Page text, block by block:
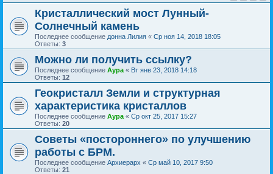
Кристаллический мост Лунный-
Солнечный камень
Последнее сообщение донна Лилия « Ср ноя 14, 2018 18:05
Ответы: 3
Можно ли получить ссылку?
Последнее сообщение Аура « Вт янв 23, 2018 14:18
Ответы: 12
Геокристалл Земли и структурная
характеристика кристаллов
Последнее сообщение Аура « Ср окт 25, 2017 15:27
Ответы: 20
Советы «постороннего» по улучшению
работы с БРМ.
Последнее сообщение Архиерарх « Ср май 10, 2017 9:50
Ответы: 21